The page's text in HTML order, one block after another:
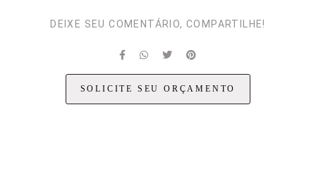
DEIXE SEU COMENTÁRIO, COMPARTILHE!
SOLICITE SEU ORÇAMENTO